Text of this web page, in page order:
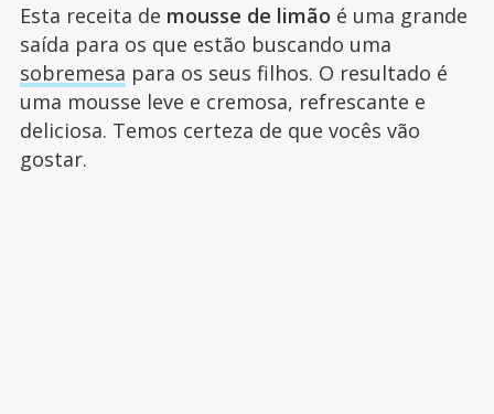
Esta receita de mousse de limão é uma grande
saída para os que estão buscando uma
sobremesa para os seus filhos. O resultado é
uma mousse leve e cremosa, refrescante e
deliciosa. Temos certeza de que vocês vão
gostar.